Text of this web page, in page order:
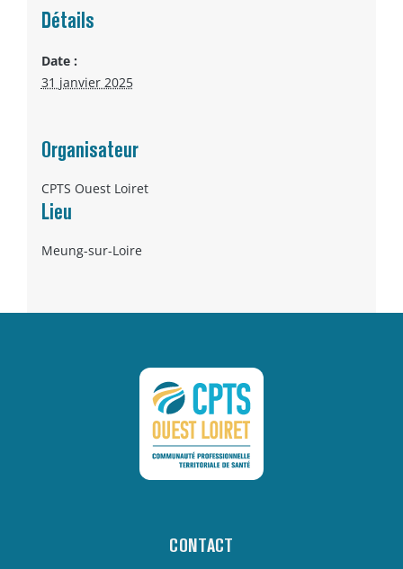
Détails
Date :
31 janvier 2025
Lieu
Meung-sur-Loire
Organisateur
CPTS Ouest Loiret
CONTACT